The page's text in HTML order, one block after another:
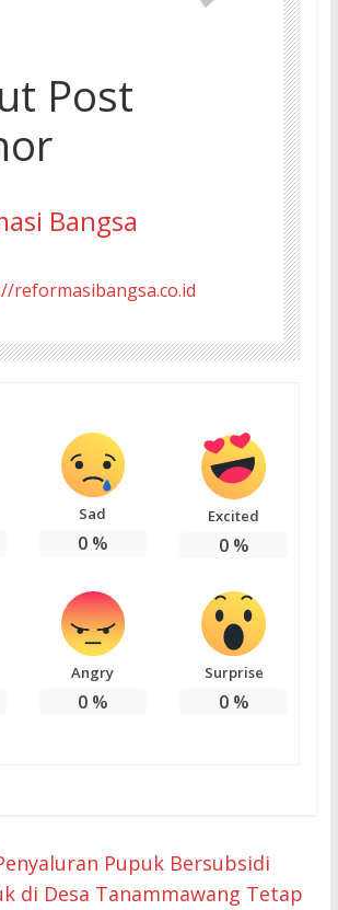
Post
Bangsa
reformasibangsa.co.id
Sad
0%
Excited
0%
Angry
0%
Surprise
0%
Pupuk Bersubsidi
di Desa Tanammawang Tetap